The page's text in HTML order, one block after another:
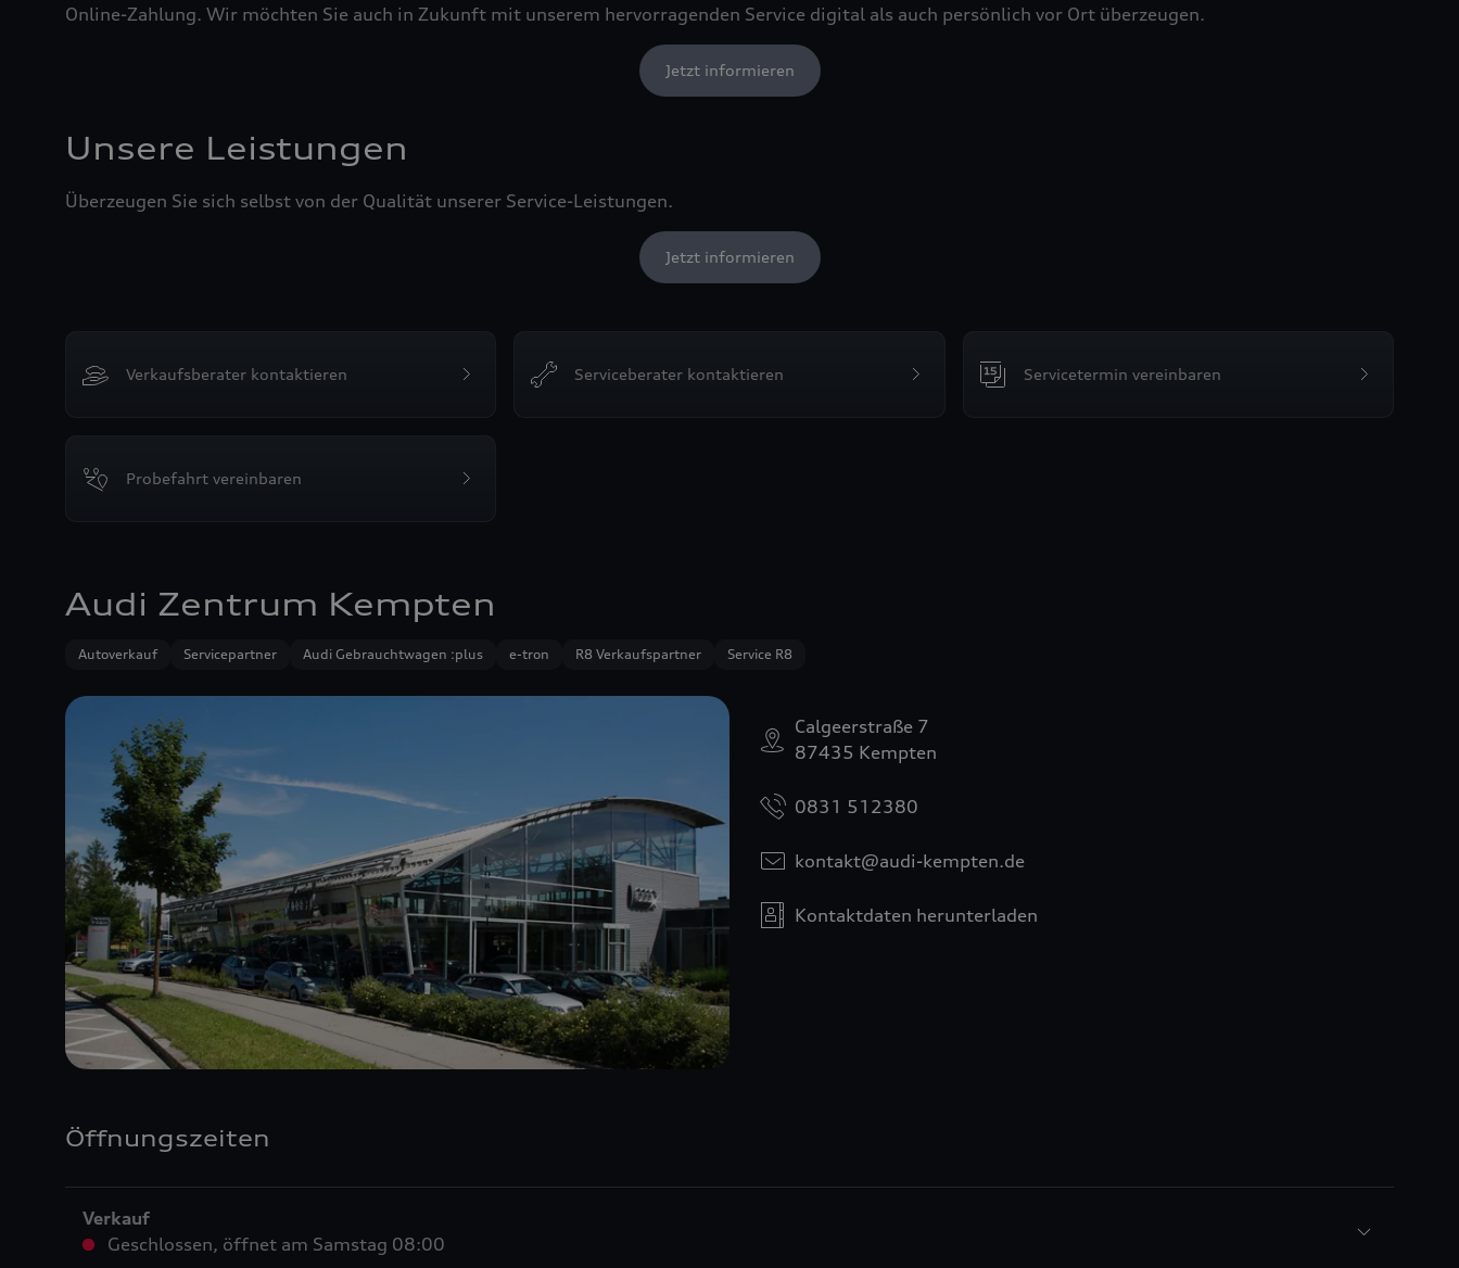
Online-Zahlung. Wir möchten Sie auch in Zukunft mit unserem hervorragenden Service digital als auch persönlich vor Ort überzeugen.
Jetzt informieren
Unsere Leistungen
Überzeugen Sie sich selbst von der Qualität unserer Service-Leistungen.
Jetzt informieren
Verkaufsberater kontaktieren Serviceberater kontaktieren Servicetermin vereinbaren
Probefahrt vereinbaren
Audi Zentrum Kempten
Autoverkauf Servicepartner Audi Gebrauchtwagen :plus e-tron R8 Verkaufspartner Service R8
Calgeerstraße 7
87435 Kempten
0831 512380
kontakt@audi-kempten.de
Kontaktdaten herunterladen
Öffnungszeiten
Verkauf
Geschlossen, öffnet am Samstag 08:00